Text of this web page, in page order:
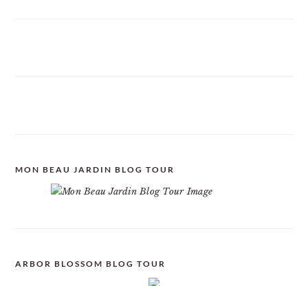
MON BEAU JARDIN BLOG TOUR
ARBOR BLOSSOM BLOG TOUR